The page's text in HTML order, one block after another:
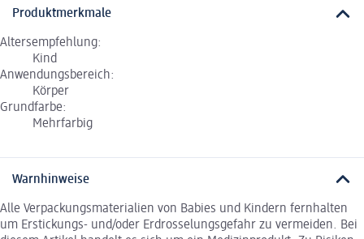
Produktmerkmale
Altersempfehlung:
Kind
Anwendungsbereich:
Körper
Grundfarbe:
Mehrfarbig
Warnhinweise
Alle Verpackungsmaterialien von Babies und Kindern fernhalten
um Erstickungs- und/oder Erdrosselungsgefahr zu vermeiden. Bei